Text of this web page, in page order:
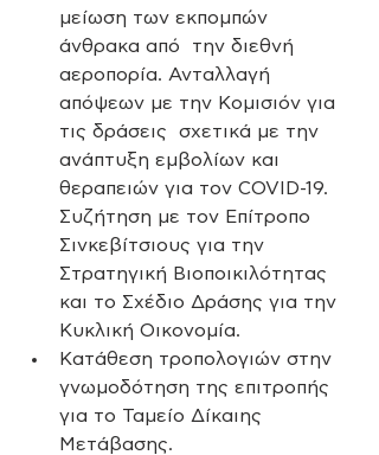
μείωση των εκπομπών
άνθρακα από  την διεθνή
αεροπορία. Ανταλλαγή
απόψεων με την Κομισιόν για
τις δράσεις  σχετικά με την
ανάπτυξη εμβολίων και
θεραπειών για τον COVID-19.
Συζήτηση με τον Επίτροπο
Σινκεβίτσιους για την
Στρατηγική Βιοποικιλότητας
και το Σχέδιο Δράσης για την
Κυκλική Οικονομία.
Κατάθεση τροπολογιών στην
γνωμοδότηση της επιτροπής
για το Ταμείο Δίκαιης
Μετάβασης.